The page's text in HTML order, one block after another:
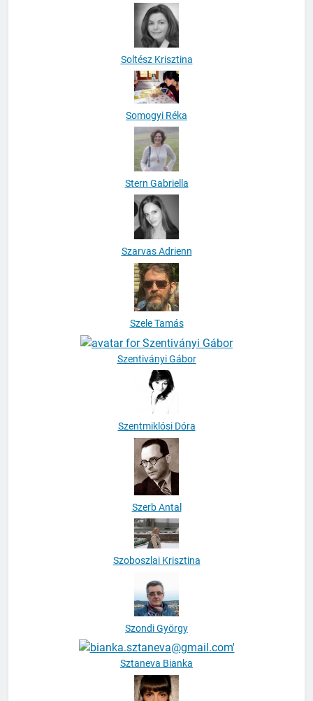
Soltész Krisztina
Somogyi Réka
Stern Gabriella
Szarvas Adrienn
Szele Tamás
Szentiványi Gábor
Szentmiklósi Dóra
Szerb Antal
Szoboszlai Krisztina
Szondi György
Sztaneva Bianka